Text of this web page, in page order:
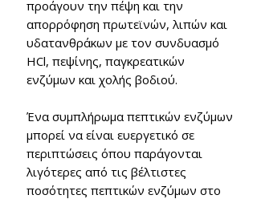
προάγουν την πέψη και την
απορρόφηση πρωτεϊνών, λιπών και
υδατανθράκων με τον συνδυασμό
HCl, πεψίνης, παγκρεατικών
ενζύμων και χολής βοδιού.
Ένα συμπλήρωμα πεπτικών ενζύμων
μπορεί να είναι ευεργετικό σε
περιπτώσεις όπου παράγονται
λιγότερες από τις βέλτιστες
ποσότητες πεπτικών ενζύμων στο